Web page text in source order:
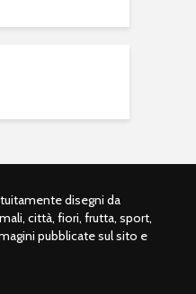
disegni da
città, fiori, frutta, sport,
pubblicate sul sito e